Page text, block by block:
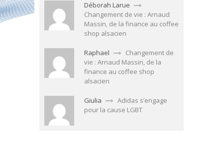
Déborah Larue
Changement de vie : Arnaud
Massin, de la finance au coffee
shop alsacien
Raphael
Changement de
vie : Arnaud Massin, de la
finance au coffee shop
alsacien
Giulia
Adidas s’engage
pour la cause LGBT